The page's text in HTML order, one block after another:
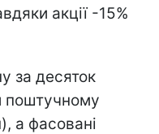
акції -15%
за десяток
поштучному
а фасовані